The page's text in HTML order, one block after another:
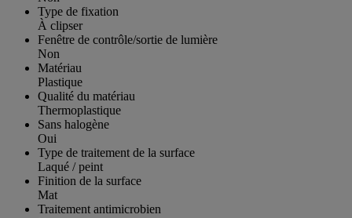
Type de fixation
À clipser
Fenêtre de contrôle/sortie de lumière
Non
Matériau
Plastique
Qualité du matériau
Thermoplastique
Sans halogène
Oui
Type de traitement de la surface
Laqué / peint
Finition de la surface
Mat
Traitement antimicrobien